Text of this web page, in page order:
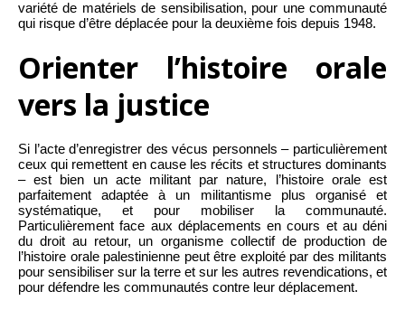
variété de matériels de sensibilisation, pour une communauté
qui risque d’être déplacée pour la deuxième fois depuis 1948.
Orienter l’histoire orale
vers la justice
Si l’acte d’enregistrer des vécus personnels – particulièrement
ceux qui remettent en cause les récits et structures dominants
– est bien un acte militant par nature, l’histoire orale est
parfaitement adaptée à un militantisme plus organisé et
systématique, et pour mobiliser la communauté.
Particulièrement face aux déplacements en cours et au déni
du droit au retour, un organisme collectif de production de
l’histoire orale palestinienne peut être exploité par des militants
pour sensibiliser sur la terre et sur les autres revendications, et
pour défendre les communautés contre leur déplacement.